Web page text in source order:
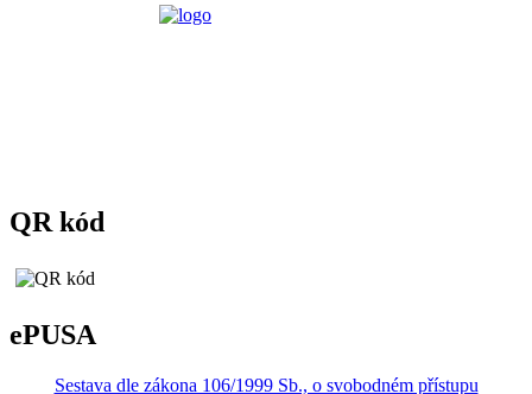
QR kód
ePUSA
Sestava dle zákona 106/1999 Sb., o svobodném přístupu